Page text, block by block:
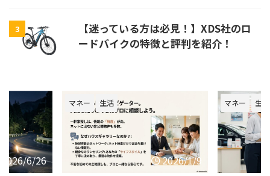
3
【迷っている方は必見！】XDS社のロ
ードバイクの特徴と評判を紹介！
2026/1/9
マネー 生活 趣味
2025/9/3
マネー 仕事